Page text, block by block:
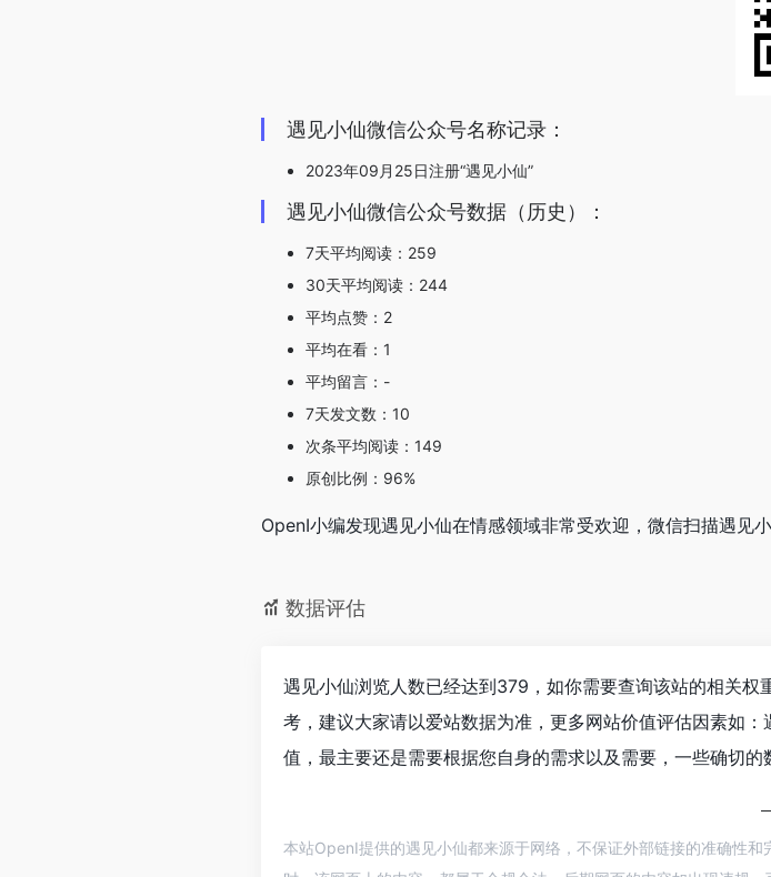
遇见小仙微信公众号名称记录：
2023年09月25日注册“遇见小仙”
遇见小仙微信公众号数据（历史）：
7天平均阅读：259
30天平均阅读：244
平均点赞：2
平均在看：1
平均留言：-
7天发文数：10
次条平均阅读：149
原创比例：96%
OpenI小编发现遇见小仙在情感领域非常受欢迎，微信扫描遇见
数据评估
遇见小仙浏览人数已经达到379，如你需要查询该站的相关权
考，建议大家请以爱站数据为准，更多网站价值评估因素如
值，最主要还是需要根据您自身的需求以及需要，一些确切
本站OpenI提供的遇见小仙都来源于网络，不保证外部链接的准确性